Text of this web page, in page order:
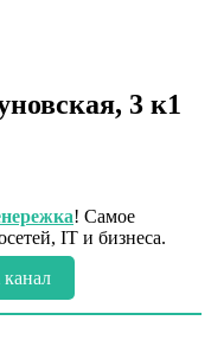
3 к1
! Самое
IT и бизнеса.